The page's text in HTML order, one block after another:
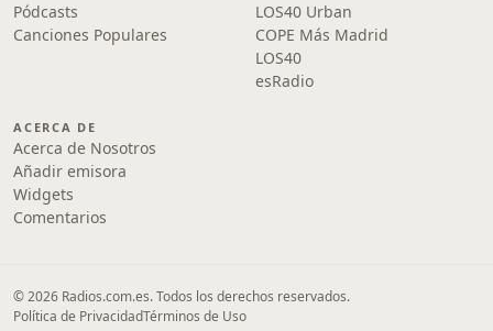
Pódcasts
Canciones Populares
LOS40 Urban
COPE Más Madrid
LOS40
esRadio
ACERCA DE
Acerca de Nosotros
Añadir emisora
Widgets
Comentarios
© 2026 Radios.com.es. Todos los derechos reservados.
Política de PrivacidadTérminos de Uso